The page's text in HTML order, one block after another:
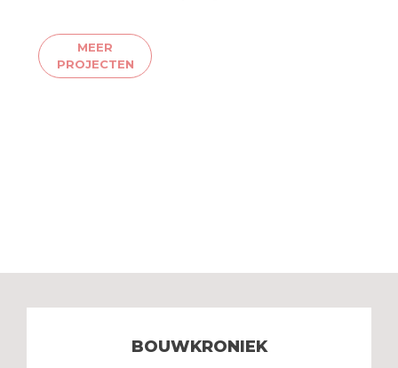
MEER
PROJECTEN
BOUWKRONIEK